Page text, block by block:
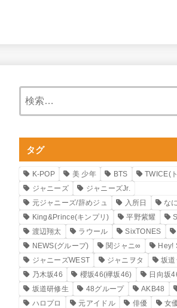
タグ
K-POP 美 少年 BTS
TWICE(
ジャニーズ
ジャニーズJr.
元ジャニーズ/辞めジュ
入所日
な
King&Prince(キンプリ)
平野紫耀
渡辺翔太
ラウール SixTONES
NEWS(グループ)
関ジャニ∞
Hey!
ジャニーズWEST
ジャニヲタ
坂
乃木坂46
櫻坂46(欅坂46)
日向坂
坂道研修生
48グループ AKB48
ハロプロ
元アイドル 俳優 女